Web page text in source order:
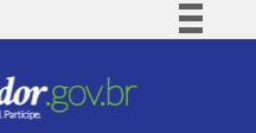
Comunica BR